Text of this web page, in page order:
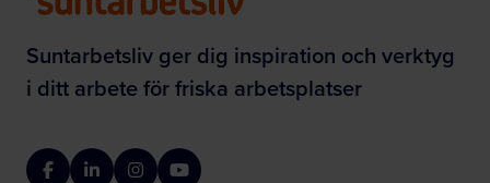
Suntarbetsliv ger dig inspiration och verktyg
i ditt arbete för friska arbetsplatser